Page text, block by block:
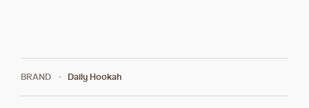
BRAND Daily Hookah